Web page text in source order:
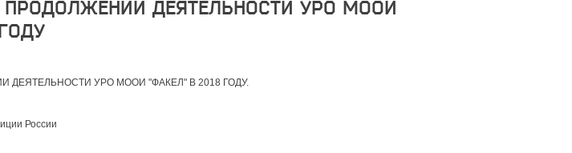
ДЕЯТЕЛЬНОСТИ УРО МООИ
УРО МООИ "ФАКЕЛ" В 2018 ГОДУ.
России